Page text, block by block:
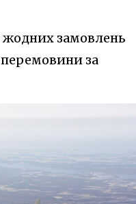
жодних замовлень
перемовини за